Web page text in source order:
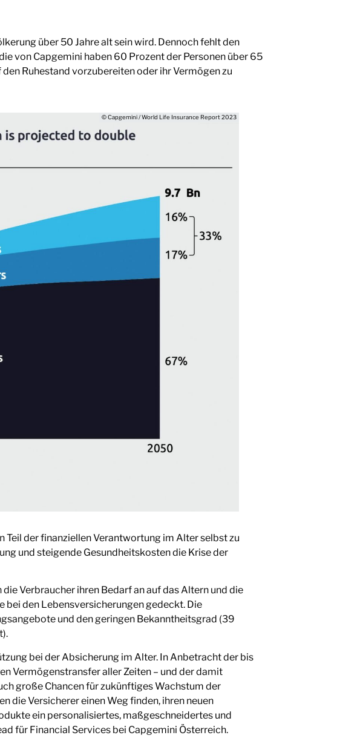
über 50 Jahre alt sein wird. Dennoch fehlt den
von Capgemini haben 60 Prozent der Personen über 65
Ruhestand vorzubereiten oder ihr Vermögen zu
© Capgemini / World Life Insurance Report 2023
Teil der finanziellen Verantwortung im Alter selbst zu
und steigende Gesundheitskosten die Krise der
Verbraucher ihren Bedarf an auf das Altern und die
den Lebensversicherungen gedeckt. Die
und den geringen Bekanntheitsgrad (39
bei der Absicherung im Alter. In Anbetracht der bis
Vermögenstransfer aller Zeiten – und der damit
große Chancen für zukünftiges Wachstum der
die Versicherer einen Weg finden, ihren neuen
ein personalisiertes, maßgeschneidertes und
für Financial Services bei Capgemini Österreich.